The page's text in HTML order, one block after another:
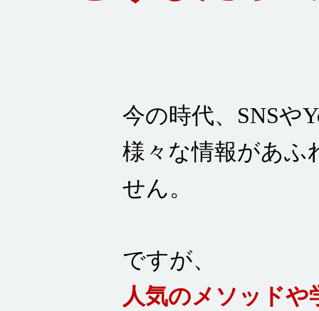
今の時代、SNSや
様々な情報があふ
せん。
ですが、
人気のメソッド